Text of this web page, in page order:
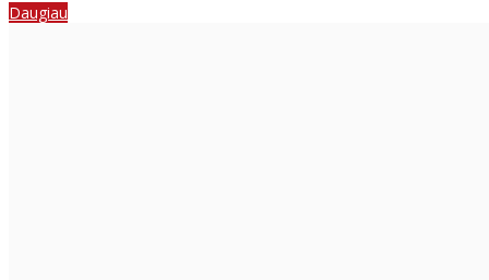
Daugiau